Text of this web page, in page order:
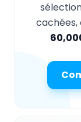
cachées,